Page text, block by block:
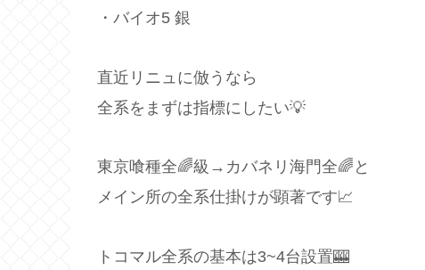
・バイオ5 銀
直近リニュに倣うなら
全系をまずは指標にしたい💡
東京喰種全🌈級→カバネリ海門全🌈と
メイン所の全系仕掛けが顕著です📈
トコマル全系の基本は3~4台設置🎰